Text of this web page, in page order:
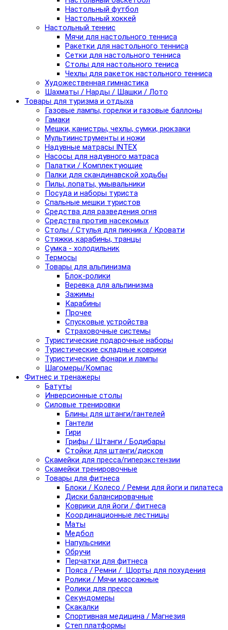
Настольный футбол
Настольный хоккей
Настольный теннис
Мячи для настольного тенниса
Ракетки для настольного тенниса
Сетки для настольного тенниса
Столы для настольного тениса
Чехлы для ракеток настольного тенниса
Художественная гимнастика
Шахматы / Нарды / Шашки / Лото
Товары для туризма и отдыха
Газовые лампы, горелки и газовые баллоны
Гамаки
Мешки, канистры, чехлы, сумки, рюкзаки
Мультиинструменты и ножи
Надувные матрасы INTEX
Насосы для надувного матраса
Палатки / Комплектующие
Палки для скандинавской ходьбы
Пилы, лопаты, умывальники
Посуда и наборы туриста
Спальные мешки туристов
Средства для разведения огня
Средства против насекомых
Столы / Стулья для пикника / Кровати
Стяжки, карабины, транцы
Сумка - холодильник
Термосы
Товары для альпинизма
Блок-ролики
Веревка для альпинизма
Зажимы
Карабины
Прочее
Спусковые устройства
Страховочные системы
Туристические подарочные наборы
Туристические складные коврики
Туристические фонари и лампы
Шагомеры/Компас
Фитнес и тренажеры
Батуты
Инверсионные столы
Силовые тренировки
Блины для штанги/гантелей
Гантели
Гири
Грифы / Штанги / Бодибары
Стойки для штанги/дисков
Скамейки для пресса/гиперэкстензии
Скамейки тренировочные
Товары для фитнеса
Блоки / Колесо / Ремни для йоги и пилатеса
Диски балансировачные
Коврики для йоги / фитнеса
Координационные лестницы
Маты
Медбол
Напульсники
Обручи
Перчатки для фитнеса
Пояса / Ремни / Шорты для похудения
Ролики / Мячи массажные
Ролики для пресса
Секундомеры
Скакалки
Спортивная медицина / Магнезия
Степ платформы